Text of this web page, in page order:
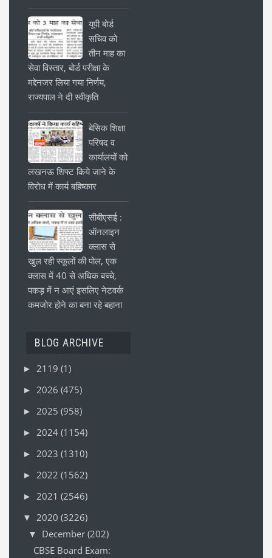
यूपी बोर्ड
सचिव को
तीन माह का
सेवा विस्तार, बोर्ड परीक्षा के
मद्देनजर लिया गया निर्णय,
राज्यपाल ने दी स्वीकृति
बेसिक शिक्षा
परिषद व
कार्यालयों को
लखनऊ शिफ्ट किये जाने के
विरोध में कार्य बहिष्कार
सीबीएसई :
ऑनलाइन
क्लास से
खुल रही स्कूलों की पोल, एक
क्लास में 40 से अधिक बच्चे,
पकड़ में न आएं इसलिए नेटवर्क
कमजोर होने का बना रहे बहाना
BLOG ARCHIVE
► 2119 (1)
► 2026 (475)
► 2025 (958)
► 2024 (1154)
► 2023 (1310)
► 2022 (1562)
► 2021 (2546)
▼ 2020 (3226)
▼ December (202)
CBSE Board Exam: